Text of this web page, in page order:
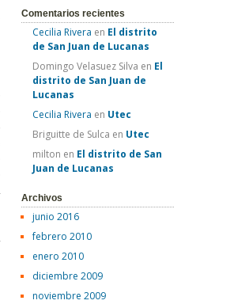
Comentarios recientes
Cecilia Rivera en El distrito
de San Juan de Lucanas
Domingo Velasuez Silva en El
distrito de San Juan de
Lucanas
Cecilia Rivera en Utec
Briguitte de Sulca en Utec
milton en El distrito de San
Juan de Lucanas
Archivos
junio 2016
febrero 2010
enero 2010
diciembre 2009
noviembre 2009